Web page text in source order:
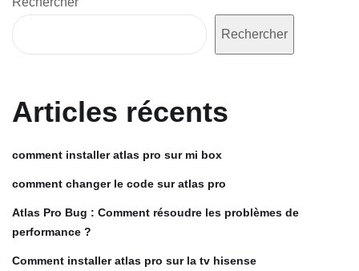
Rechercher
Articles récents
comment installer atlas pro sur mi box
comment changer le code sur atlas pro
Atlas Pro Bug : Comment résoudre les problèmes de
performance ?
Comment installer atlas pro sur la tv hisense